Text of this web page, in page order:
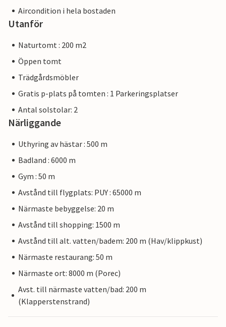
Aircondition i hela bostaden
Utanför
Naturtomt : 200 m2
Öppen tomt
Trädgårdsmöbler
Gratis p-plats på tomten : 1 Parkeringsplatser
Antal solstolar: 2
Närliggande
Uthyring av hästar : 500 m
Badland : 6000 m
Gym : 50 m
Avstånd till flygplats: PUY : 65000 m
Närmaste bebyggelse: 20 m
Avstånd till shopping: 1500 m
Avstånd till alt. vatten/badem: 200 m (Hav/klippkust)
Närmaste restaurang: 50 m
Närmaste ort: 8000 m (Porec)
Avst. till närmaste vatten/bad: 200 m
(Klapperstenstrand)